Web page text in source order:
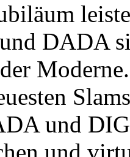
DADA
und